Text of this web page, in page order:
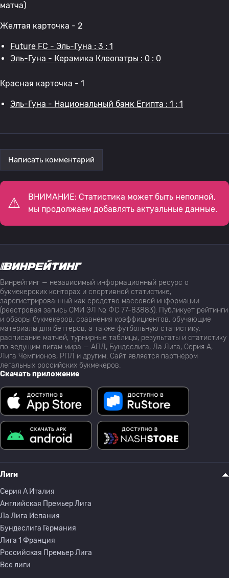
матча)
Желтая карточка - 2
Future FC - Эль-Гуна : 3 : 1
Эль-Гуна - Керамика Клеопатры : 0 : 0
Красная карточка - 1
Эль-Гуна - Национальный банк Египта : 1 : 1
Написать комментарий
ВНИМАНИЕ: Статистика может быть неполной,
мы продолжаем добавлять актуальные данные.
Винрейтинг — независимый информационный ресурс о
букмекерских конторах и спортивной статистике,
зарегистрированный как средство массовой информации
(реестровая запись СМИ ЭЛ № ФС 77-83883). Публикует рейтинги
и обзоры букмекеров, сравнения коэффициентов, обучающие
материалы для беттеров, а также футбольную статистику:
расписание матчей, турнирные таблицы, результаты и статистику
по ведущим лигам мира — АПЛ, Бундеслига, Ла Лига, Серия А,
Лига Чемпионов, РПЛ и другим. Сайт является партнёром
легальных российских букмекеров.
Скачать приложение
Лиги
Серия A Италия
Английская Премьер Лига
Ла Лига Испания
Бундеслига Германия
Лига 1 Франция
Российская Премьер Лига
Все лиги